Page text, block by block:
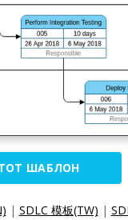
ШАБЛОН
| SDLC 模板(TW) |